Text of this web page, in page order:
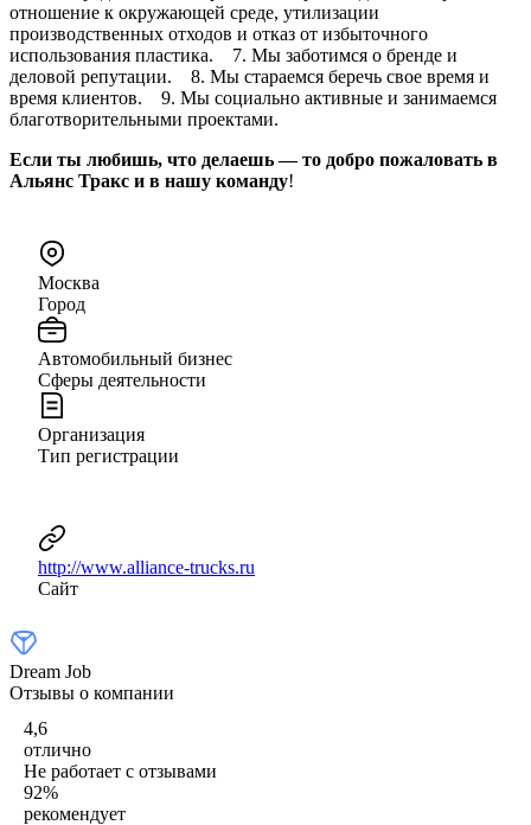
отношение к окружающей среде, утилизации
производственных отходов и отказ от избыточного
использования пластика. 7. Мы заботимся о бренде и
деловой репутации. 8. Мы стараемся беречь свое время и
время клиентов. 9. Мы социально активные и занимаемся
благотворительными проектами.
Если ты любишь, что делаешь — то добро пожаловать в
Альянс Тракс и в нашу команду!
Москва
Город
Автомобильный бизнес
Сферы деятельности
Организация
Тип регистрации
http://www.alliance-trucks.ru
Сайт
Dream Job
Отзывы о компании
4,6
отлично
Не работает с отзывами
92%
рекомендует